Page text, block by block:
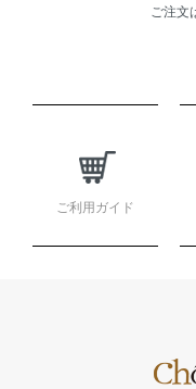
ご注文
ご利用ガイド